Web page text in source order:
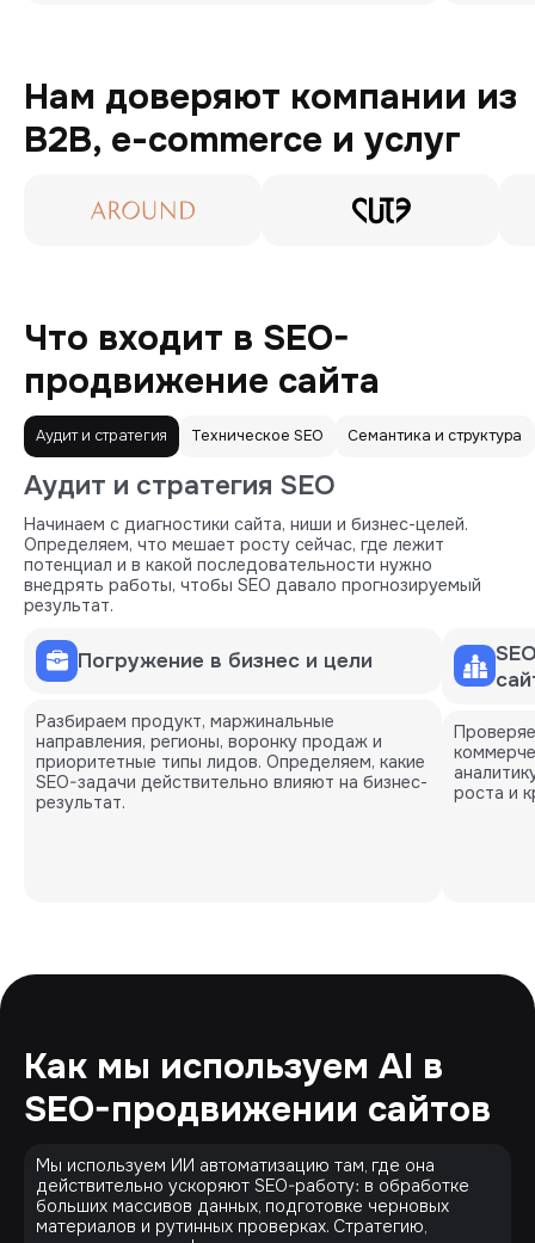
Нам доверяют компании из
B2B, e-commerce и услуг
Что входит в SEO-
продвижение сайта
Аудит и стратегия Техническое SEO Семантика и структура
Аудит и стратегия SEO
Начинаем с диагностики сайта, ниши и бизнес-целей.
Определяем, что мешает росту сейчас, где лежит
потенциал и в какой последовательности нужно
внедрять работы, чтобы SEO давало прогнозируемый
результат.
Погружение в бизнес и цели
Разбираем продукт, маржинальные
направления, регионы, воронку продаж и
приоритетные типы лидов. Определяем, какие
SEO-задачи действительно влияют на бизнес-
результат.
роста и
Как мы используем AI в
SEO-продвижении сайтов
Мы используем ИИ автоматизацию там, где она
действительно ускоряют SEO-работу: в обработке
больших массивов данных, подготовке черновых
материалов и рутинных проверках. Стратегию,